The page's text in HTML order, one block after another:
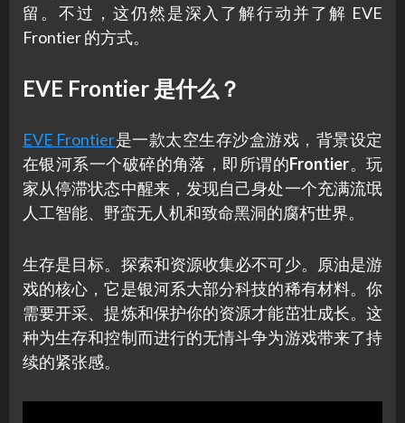
留。不过，这仍然是深入了解行动并了解 EVE
Frontier 的方式。
EVE Frontier 是什么？
EVE Frontier是一款太空生存沙盒游戏，背景设定
在银河系一个破碎的角落，即所谓的Frontier。玩
家从停滞状态中醒来，发现自己身处一个充满流氓
人工智能、野蛮无人机和致命黑洞的腐朽世界。
生存是目标。探索和资源收集必不可少。原油是游
戏的核心，它是银河系大部分科技的稀有材料。你
需要开采、提炼和保护你的资源才能茁壮成长。这
种为生存和控制而进行的无情斗争为游戏带来了持
续的紧张感。